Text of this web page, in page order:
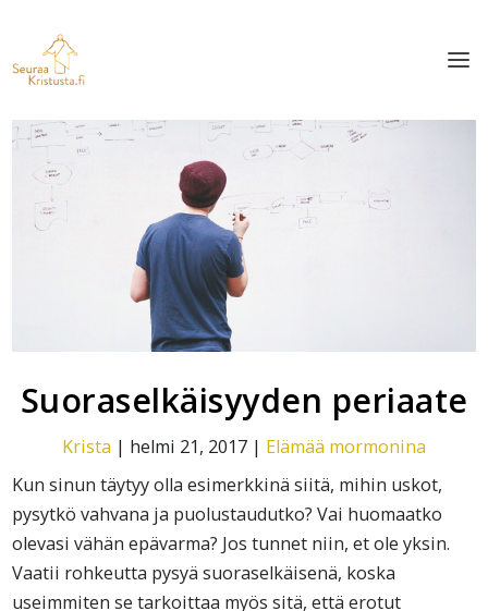
Suoraselkäisyyden periaate
Krista | helmi 21, 2017 | Elämää mormonina
Kun sinun täytyy olla esimerkkinä siitä, mihin uskot,
pysytkö vahvana ja puolustaudutko? Vai huomaatko
olevasi vähän epävarma? Jos tunnet niin, et ole yksin.
Vaatii rohkeutta pysyä suoraselkäisenä, koska
useimmiten se tarkoittaa myös sitä, että erotut